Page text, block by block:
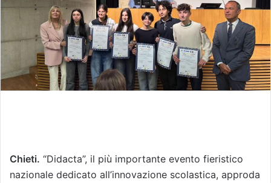
a
i
Chieti. “Didacta”, il più importante evento fieristico
nazionale dedicato all’innovazione scolastica, approda